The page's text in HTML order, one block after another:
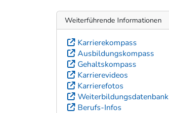
Weiterführende Informationen
Karrierekompass
Ausbildungskompass
Gehaltskompass
Karrierevideos
Karrierefotos
Weiterbildungsdatenbank
Berufs-Infos